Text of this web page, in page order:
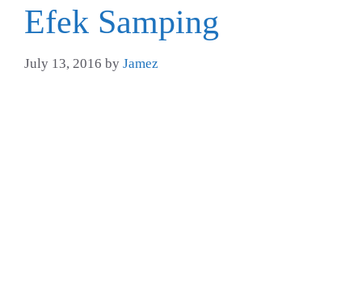
Efek Samping
July 13, 2016 by Jamez